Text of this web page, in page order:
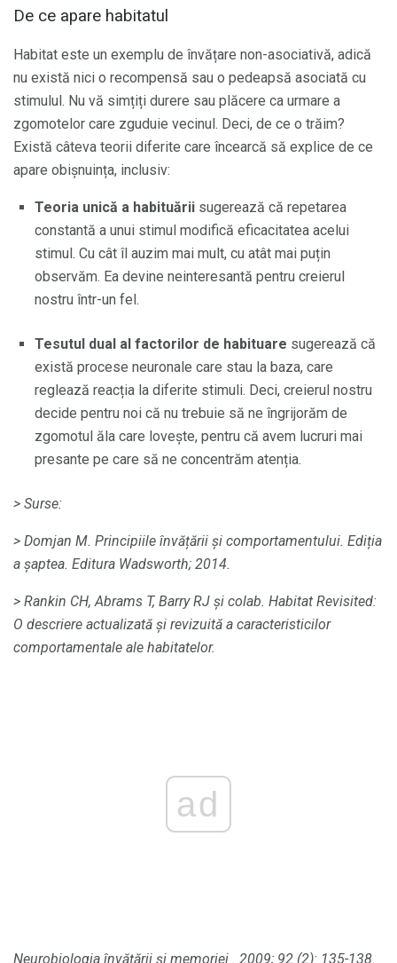
De ce apare habitatul
Habitat este un exemplu de învățare non-asociativă, adică
nu există nici o recompensă sau o pedeapsă asociată cu
stimulul. Nu vă simțiți durere sau plăcere ca urmare a
zgomotelor care zguduie vecinul. Deci, de ce o trăim?
Există câteva teorii diferite care încearcă să explice de ce
apare obișnuința, inclusiv:
Teoria unică a habituării sugerează că repetarea
constantă a unui stimul modifică eficacitatea acelui
stimul. Cu cât îl auzim mai mult, cu atât mai puțin
observăm. Ea devine neinteresantă pentru creierul
nostru într-un fel.
Tesutul dual al factorilor de habituare sugerează că
există procese neuronale care stau la baza, care
reglează reacția la diferite stimuli. Deci, creierul nostru
decide pentru noi că nu trebuie să ne îngrijorăm de
zgomotul ăla care lovește, pentru că avem lucruri mai
presante pe care să ne concentrăm atenția.
> Surse:
> Domjan M. Principiile învățării și comportamentului. Ediția
a șaptea. Editura Wadsworth; 2014.
> Rankin CH, Abrams T, Barry RJ și colab. Habitat Revisited:
O descriere actualizată și revizuită a caracteristicilor
comportamentale ale habitatelor.
ad
Neurobiologia învățării și memoriei . 2009; 92 (2): 135-138.